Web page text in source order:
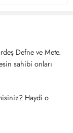
Defne ve Mete.
sahibi onları
Haydi o